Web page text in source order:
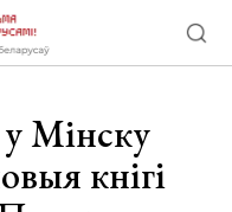
Мінску
кнігі